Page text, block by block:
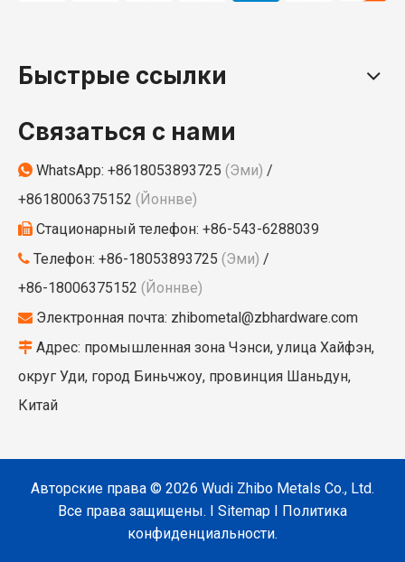
Быстрые ссылки
Связаться с нами
 WhatsApp: +8618053893725 (Эми) /
+8618006375152 (Йоннве)
 Стационарный телефон: +86-543-6288039
 Телефон: +86-18053893725 (Эми) /
+86-18006375152 (Йоннве)
 Электронная почта: zhibometal@zbhardware.com
 Адрес: промышленная зона Чэнси, улица Хайфэн,
округ Уди, город Биньчжоу, провинция Шаньдун,
Китай
Авторские права © 2026 Wudi Zhibo Metals Co., Ltd.
Все права защищены. I Sitemap I Политика
конфиденциальности.